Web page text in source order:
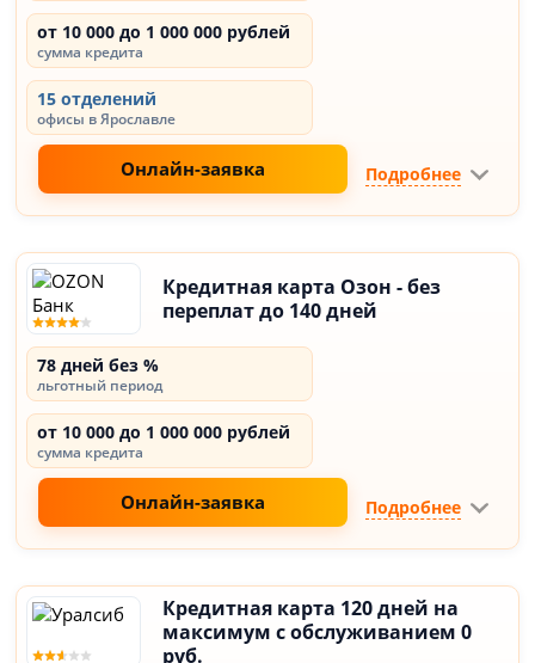
от 10 000 до 1 000 000 рублей
сумма кредита
15 отделений
офисы в Ярославле
Онлайн-заявка Подробнее
Кредитная карта Озон - без
переплат до 140 дней
78 дней без %
льготный период
от 10 000 до 1 000 000 рублей
сумма кредита
Онлайн-заявка Подробнее
Кредитная карта 120 дней на
максимум с обслуживанием 0
руб.